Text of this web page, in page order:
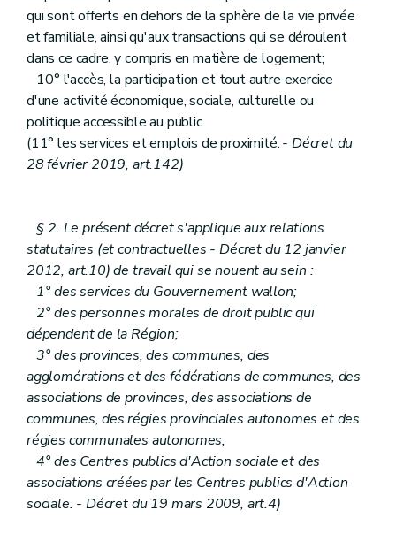
qui sont offerts en dehors de la sphère de la vie privée
et familiale, ainsi qu'aux transactions qui se déroulent
dans ce cadre, y compris en matière de logement;
10° l'accès, la participation et tout autre exercice
d'une activité économique, sociale, culturelle ou
politique accessible au public.
(11° les services et emplois de proximité.- Décret du
28 février 2019, art.142)
§ 2. Le présent décret s'applique aux relations
statutaires (et contractuelles - Décret du 12 janvier
2012, art.10) de travail qui se nouent au sein :
1° des services du Gouvernement wallon;
2° des personnes morales de droit public qui
dépendent de la Région;
3° des provinces, des communes, des
agglomérations et des fédérations de communes, des
associations de provinces, des associations de
communes, des régies provinciales autonomes et des
régies communales autonomes;
4° des Centres publics d'Action sociale et des
associations créées par les Centres publics d'Action
sociale. - Décret du 19 mars 2009, art.4)